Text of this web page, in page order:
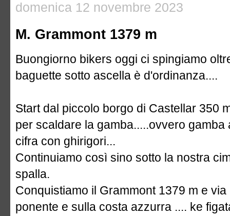
domenica 12 novembre 2023
M. Grammont 1379 m
Buongiorno bikers oggi ci spingiamo
baguette sotto ascella è d'ordinanza....
Start dal piccolo borgo di Castellar 350
per scaldare la gamba.....ovvero
cifra con ghirigori...
Continuiamo così sino sotto la nostra
spalla.
Conquistiamo il Grammont 1379 m e
ponente e sulla costa azzurra .... ke